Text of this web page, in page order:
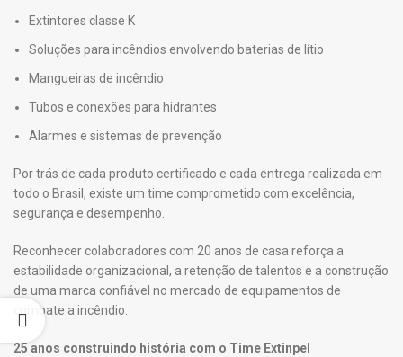
Extintores classe K
Soluções para incêndios envolvendo baterias de lítio
Mangueiras de incêndio
Tubos e conexões para hidrantes
Alarmes e sistemas de prevenção
Por trás de cada produto certificado e cada entrega realizada em
todo o Brasil, existe um time comprometido com excelência,
segurança e desempenho.
Reconhecer colaboradores com 20 anos de casa reforça a
estabilidade organizacional, a retenção de talentos e a construção
de uma marca confiável no mercado de equipamentos de
combate a incêndio.
25 anos construindo história com o Time Extinpel